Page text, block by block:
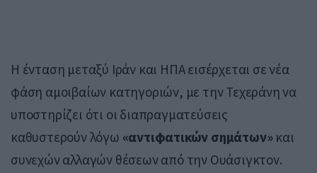
Η ένταση μεταξύ Ιράν και ΗΠΑ εισέρχεται σε νέα
φάση αμοιβαίων κατηγοριών, με την Τεχεράνη να
υποστηρίζει ότι οι διαπραγματεύσεις
καθυστερούν λόγω «αντιφατικών σημάτων»και
συνεχών αλλαγών θέσεων από την Ουάσιγκτον.